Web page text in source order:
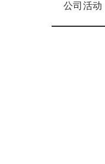
公司活动